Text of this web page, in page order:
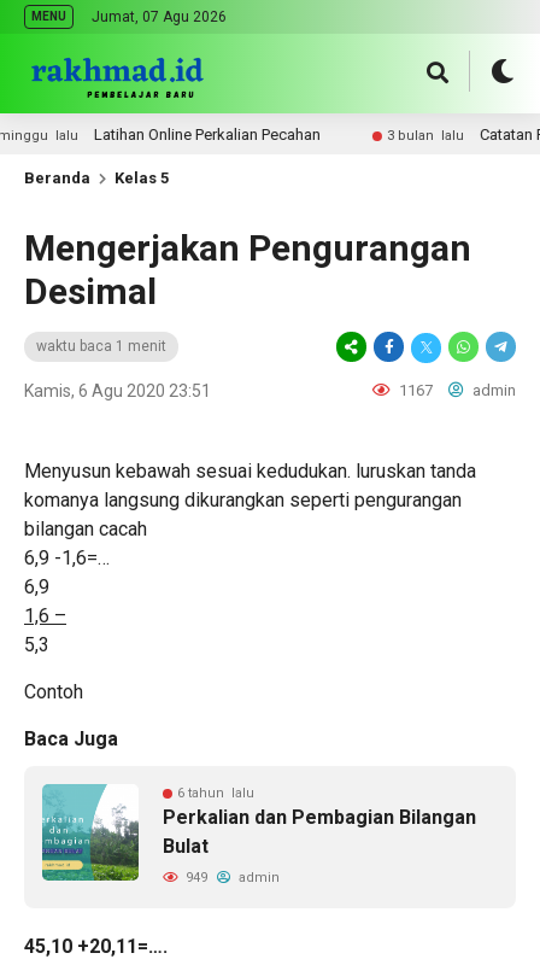
MENU Jumat, 07 Agu 2026
lalu Latihan Online Perkalian Pecahan 3 bulan lalu Catatan
Beranda Kelas 5
Mengerjakan Pengurangan
Desimal
waktu baca 1 menit
Kamis, 6 Agu 2020 23:51 1167 admin
Menyusun kebawah sesuai kedudukan. luruskan tanda
komanya langsung dikurangkan seperti pengurangan
bilangan cacah
6,9 -1,6=…
6,9
1,6 –
5,3
Contoh
Baca Juga
6 tahun lalu
Perkalian dan Pembagian Bilangan
Bulat
949 admin
45,10 +20,11=….